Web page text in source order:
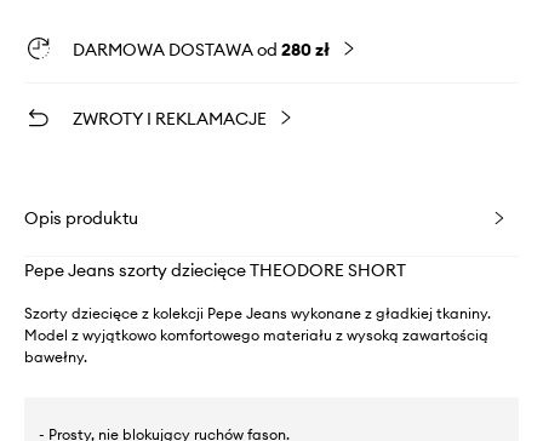
DARMOWA DOSTAWA od 280 zł
ZWROTY I REKLAMACJE
Opis produktu
Pepe Jeans szorty dziecięce THEODORE SHORT
Szorty dziecięce z kolekcji Pepe Jeans wykonane z gładkiej tkaniny.
Model z wyjątkowo komfortowego materiału z wysoką zawartością
bawełny.
- Prosty, nie blokujący ruchów fason.